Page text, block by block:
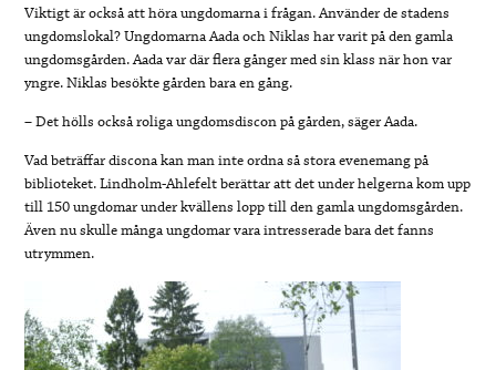
Viktigt är också att höra ungdomarna i frågan. Använder de stadens
ungdomslokal? Ungdomarna Aada och Niklas har varit på den gamla
ungdomsgården. Aada var där flera gånger med sin klass när hon var
yngre. Niklas besökte gården bara en gång.
– Det hölls också roliga ungdomsdiscon på gården, säger Aada.
Vad beträffar discona kan man inte ordna så stora evenemang på
biblioteket. Lindholm-Ahlefelt berättar att det under helgerna kom upp
till 150 ungdomar under kvällens lopp till den gamla ungdomsgården.
Även nu skulle många ungdomar vara intresserade bara det fanns
utrymmen.